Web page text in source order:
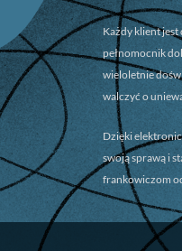
Każdy klient jest
pełnomocnik
wieloletnie
walczyć o
Dzięki
swoją sprawą i
frankowiczom